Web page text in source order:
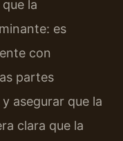
la
es
con
partes
asegurar que la
clara que la